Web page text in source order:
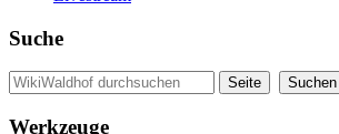
Suche
Werkzeuge